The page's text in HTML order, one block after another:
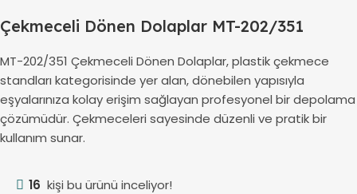
Çekmeceli Dönen Dolaplar MT-202/351
MT-202/351 Çekmeceli Dönen Dolaplar, plastik çekmece
standları kategorisinde yer alan, dönebilen yapısıyla
eşyalarınıza kolay erişim sağlayan profesyonel bir depolama
çözümüdür. Çekmeceleri sayesinde düzenli ve pratik bir
kullanım sunar.
16 kişi bu ürünü inceliyor!